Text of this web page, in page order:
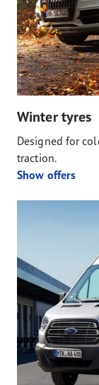
Winter tyres
Designed for
traction.
Show offers